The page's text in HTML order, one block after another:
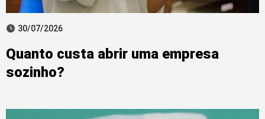
30/07/2026
Quanto custa abrir uma empresa
sozinho?